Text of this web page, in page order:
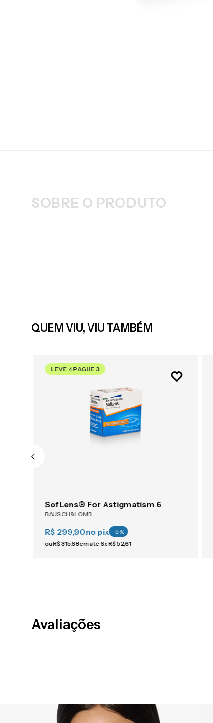
SOBRE O PRODUTO
QUEM VIU, VIU TAMBÉM
LEVE 4 PAGUE 3
SofLens® For Astigmatism 6
BAUSCH&LOMB
R$ 299,90no pix -5%
ouR$315,68em até6xR$52,61
Avaliações